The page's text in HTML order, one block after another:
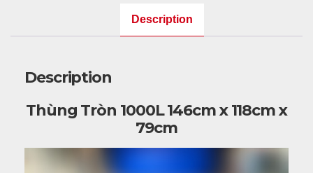
Description
Description
Thùng Tròn 1000L 146cm x 118cm x
79cm